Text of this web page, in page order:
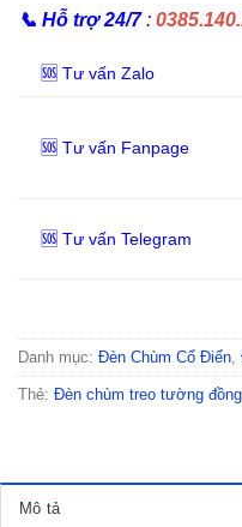
📞 Hỗ trợ 24/7:
🆘 Tư vấn Zalo
🆘 Tư vấn Fanpage
🆘 Tư vấn Telegram
Danh mục: Đèn Chùm Cổ Điển,
Thẻ: Đèn chùm treo tường
Mô tả